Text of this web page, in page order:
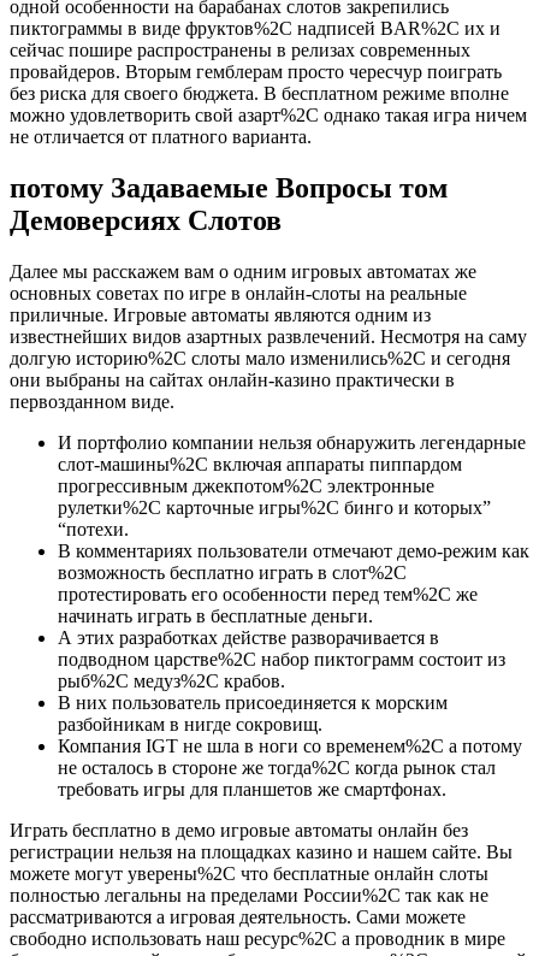
одной особенности на барабанах слотов закрепились
пиктограммы в виде фруктов%2C надписей BAR%2C их и
сейчас пошире распространены в релизах современных
провайдеров. Вторым гемблерам просто чересчур поиграть
без риска для своего бюджета. В бесплатном режиме вполне
можно удовлетворить свой азарт%2C однако такая игра ничем
не отличается от платного варианта.
потому Задаваемые Вопросы том
Демоверсиях Слотов
Далее мы расскажем вам о одним игровых автоматах же
основных советах по игре в онлайн-слоты на реальные
приличные. Игровые автоматы являются одним из
известнейших видов азартных развлечений. Несмотря на саму
долгую историю%2C слоты мало изменились%2C и сегодня
они выбраны на сайтах онлайн-казино практически в
первозданном виде.
И портфолио компании нельзя обнаружить легендарные
слот-машины%2C включая аппараты пиппардом
прогрессивным джекпотом%2C электронные
рулетки%2C карточные игры%2C бинго и которых”
“потехи.
В комментариях пользователи отмечают демо-режим как
возможность бесплатно играть в слот%2C
протестировать его особенности перед тем%2C же
начинать играть в бесплатные деньги.
А этих разработках действе разворачивается в
подводном царстве%2C набор пиктограмм состоит из
рыб%2C медуз%2C крабов.
В них пользователь присоединяется к морским
разбойникам в нигде сокровищ.
Компания IGT не шла в ноги со временем%2C а потому
не осталось в стороне же тогда%2C когда рынок стал
требовать игры для планшетов же смартфонах.
Играть бесплатно в демо игровые автоматы онлайн без
регистрации нельзя на площадках казино и нашем сайте. Вы
можете могут уверены%2C что бесплатные онлайн слоты
полностью легальны на пределами России%2C так как не
рассматриваются а игровая деятельность. Сами можете
свободно использовать наш ресурс%2C а проводник в мире